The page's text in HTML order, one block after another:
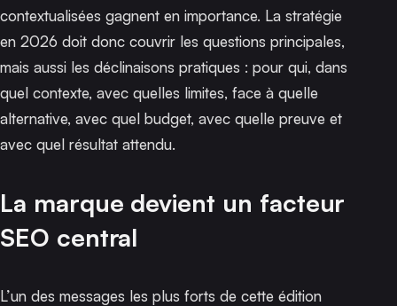
contextualisées gagnent en importance. La stratégie
en 2026 doit donc couvrir les questions principales,
mais aussi les déclinaisons pratiques : pour qui, dans
quel contexte, avec quelles limites, face à quelle
alternative, avec quel budget, avec quelle preuve et
avec quel résultat attendu.
La marque devient un facteur
SEO central
L’un des messages les plus forts de cette édition